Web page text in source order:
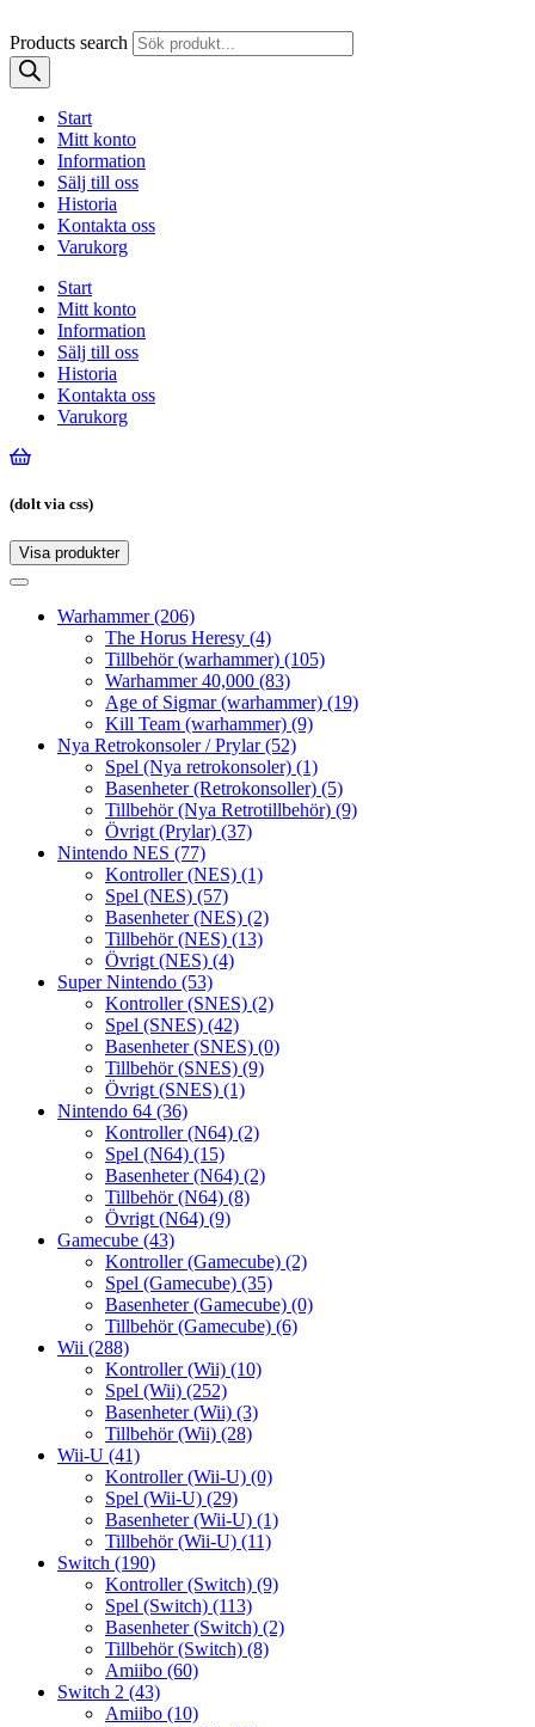
Products search
Start
Mitt konto
Information
Sälj till oss
Historia
Kontakta oss
Varukorg
Start
Mitt konto
Information
Sälj till oss
Historia
Kontakta oss
Varukorg
(dolt via css)
Visa produkter
Toggle
Toggle
navigationWarhammer(206)
The Horus Heresy (4)
Tillbehör (warhammer) (105)
Warhammer 40,000 (83)
Age of Sigmar (warhammer) (19)
Kill Team (warhammer) (9)
Nya Retrokonsoler / Prylar(52)
Spel (Nya retrokonsoler) (1)
Basenheter (Retrokonsoller) (5)
Tillbehör (Nya Retrotillbehör) (9)
Övrigt (Prylar) (37)
Nintendo NES (77)
Kontroller (NES) (1)
Spel (NES) (57)
Basenheter (NES) (2)
Tillbehör (NES) (13)
Övrigt (NES) (4)
Super Nintendo (53)
Kontroller (SNES) (2)
Spel (SNES) (42)
Basenheter (SNES) (0)
Tillbehör (SNES) (9)
Övrigt (SNES) (1)
Nintendo 64 (36)
Kontroller (N64) (2)
Spel (N64) (15)
Basenheter (N64) (2)
Tillbehör (N64) (8)
Övrigt (N64) (9)
Gamecube (43)
Kontroller (Gamecube) (2)
Spel (Gamecube) (35)
Basenheter (Gamecube) (0)
Tillbehör (Gamecube) (6)
Wii (288)
Kontroller (Wii) (10)
Spel (Wii) (252)
Basenheter (Wii) (3)
Tillbehör (Wii) (28)
Wii-U (41)
Kontroller (Wii-U) (0)
Spel (Wii-U) (29)
Basenheter (Wii-U) (1)
Tillbehör (Wii-U) (11)
Switch (190)
Kontroller (Switch) (9)
Spel (Switch) (113)
Basenheter (Switch) (2)
Tillbehör (Switch) (8)
Amiibo (60)
Switch 2 (43)
Amiibo (10)